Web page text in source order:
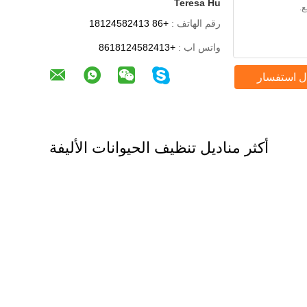
Teresa Hu
رقم الهاتف : +86 18124582413
واتس اب : +8618124582413
استفسار
أكثر مناديل تنظيف الحيوانات الأليفة